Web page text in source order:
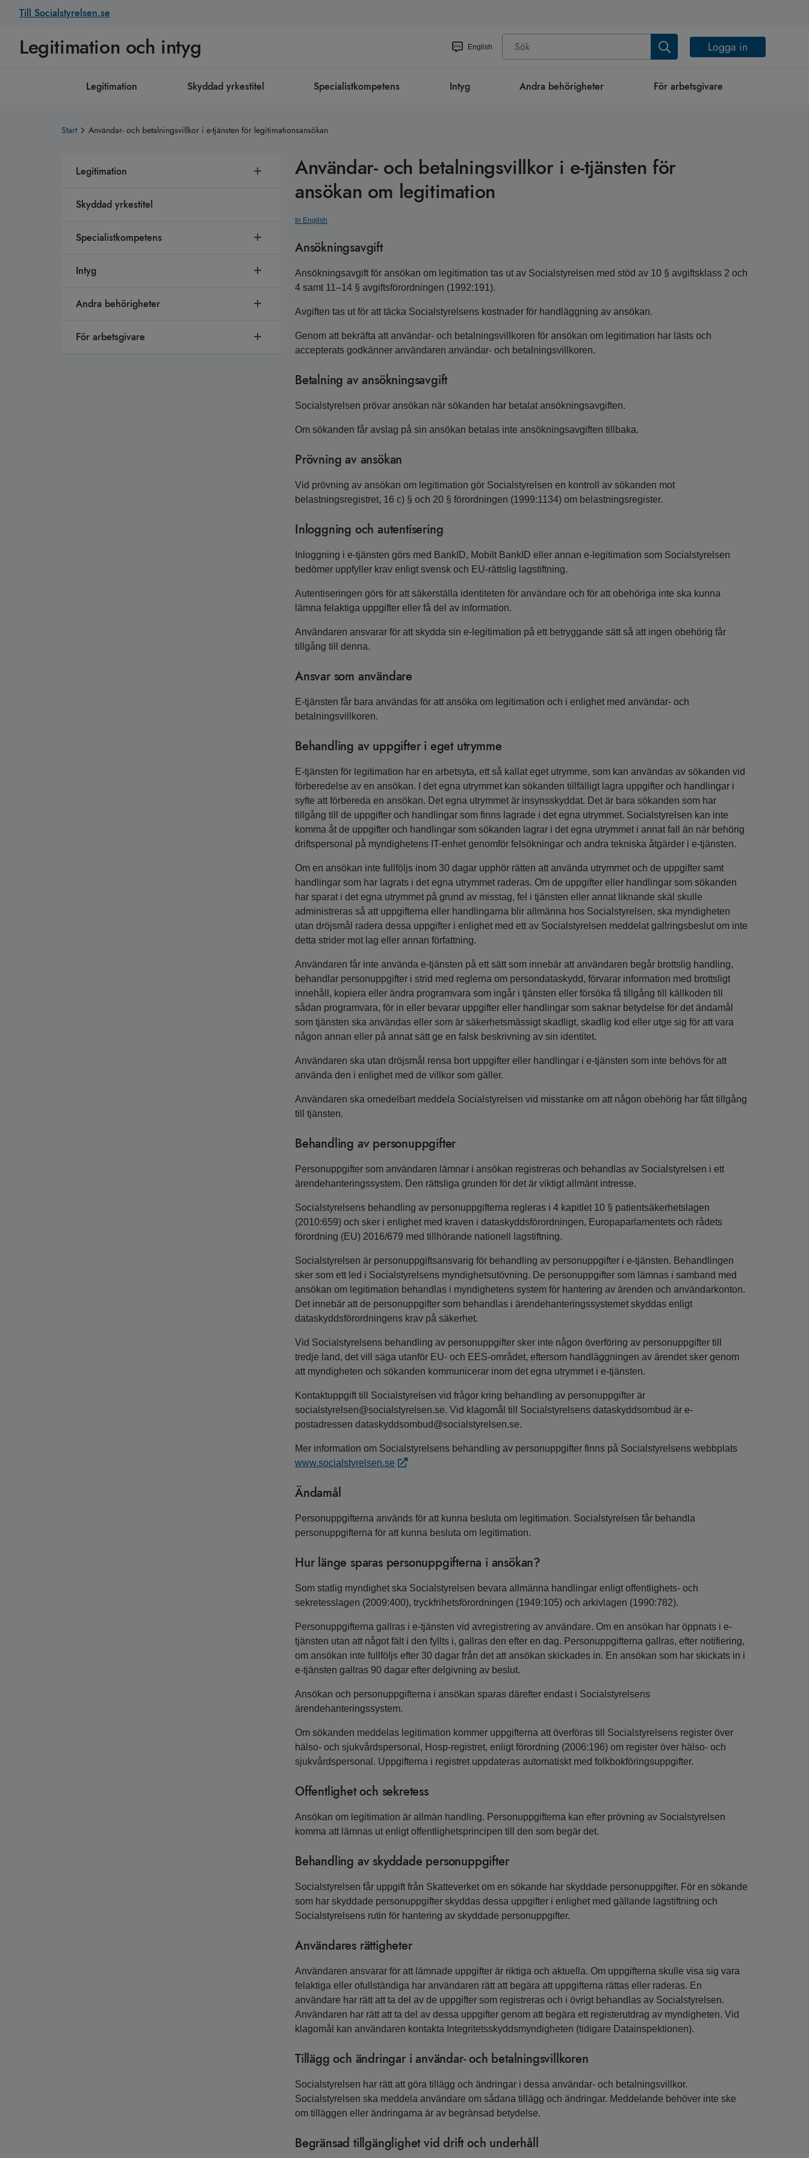
Till Socialstyrelsen.se
Legitimation och intyg English Logga in
Legitimation Skyddad yrkestitel Specialistkompetens Intyg Andra behörigheter För arbetsgivare
Start Användar- och betalningsvillkor i e-tjänsten för legitimationsansökan
Legitimation
Skyddad yrkestitel
Specialistkompetens
Intyg
Andra behörigheter
För arbetsgivare
Användar- och betalningsvillkor i e-tjänsten för
ansökan om legitimation
In English
Ansökningsavgift
Ansökningsavgift för ansökan om legitimation tas ut av Socialstyrelsen med stöd av 10 § avgiftsklass 2 och
4 samt 11–14 § avgiftsförordningen (1992:191).
Avgiften tas ut för att täcka Socialstyrelsens kostnader för handläggning av ansökan.
Genom att bekräfta att användar- och betalningsvillkoren för ansökan om legitimation har lästs och
accepterats godkänner användaren användar- och betalningsvillkoren.
Betalning av ansökningsavgift
Socialstyrelsen prövar ansökan när sökanden har betalat ansökningsavgiften.
Om sökanden får avslag på sin ansökan betalas inte ansökningsavgiften tillbaka.
Prövning av ansökan
Vid prövning av ansökan om legitimation gör Socialstyrelsen en kontroll av sökanden mot
belastningsregistret, 16 c) § och 20 § förordningen (1999:1134) om belastningsregister.
Inloggning och autentisering
Inloggning i e-tjänsten görs med BankID, Mobilt BankID eller annan e-legitimation som Socialstyrelsen
bedömer uppfyller krav enligt svensk och EU-rättslig lagstiftning.
Autentiseringen görs för att säkerställa identiteten för användare och för att obehöriga inte ska kunna
lämna felaktiga uppgifter eller få del av information.
Användaren ansvarar för att skydda sin e-legitimation på ett betryggande sätt så att ingen obehörig får
tillgång till denna.
Ansvar som användare
E-tjänsten får bara användas för att ansöka om legitimation och i enlighet med användar- och
betalningsvillkoren.
Behandling av uppgifter i eget utrymme
E-tjänsten för legitimation har en arbetsyta, ett så kallat eget utrymme, som kan användas av sökanden vid
förberedelse av en ansökan. I det egna utrymmet kan sökanden tillfälligt lagra uppgifter och handlingar i
syfte att förbereda en ansökan. Det egna utrymmet är insynsskyddat. Det är bara sökanden som har
tillgång till de uppgifter och handlingar som finns lagrade i det egna utrymmet. Socialstyrelsen kan inte
komma åt de uppgifter och handlingar som sökanden lagrar i det egna utrymmet i annat fall än när behörig
driftspersonal på myndighetens IT-enhet genomför felsökningar och andra tekniska åtgärder i e-tjänsten.
Om en ansökan inte fullföljs inom 30 dagar upphör rätten att använda utrymmet och de uppgifter samt
handlingar som har lagrats i det egna utrymmet raderas. Om de uppgifter eller handlingar som sökanden
har sparat i det egna utrymmet på grund av misstag, fel i tjänsten eller annat liknande skäl skulle
administreras så att uppgifterna eller handlingarna blir allmänna hos Socialstyrelsen, ska myndigheten
utan dröjsmål radera dessa uppgifter i enlighet med ett av Socialstyrelsen meddelat gallringsbeslut om inte
detta strider mot lag eller annan författning.
Användaren får inte använda e-tjänsten på ett sätt som innebär att användaren begår brottslig handling,
behandlar personuppgifter i strid med reglerna om persondataskydd, förvarar information med brottsligt
innehåll, kopiera eller ändra programvara som ingår i tjänsten eller försöka få tillgång till källkoden till
sådan programvara, för in eller bevarar uppgifter eller handlingar som saknar betydelse för det ändamål
som tjänsten ska användas eller som är säkerhetsmässigt skadligt, skadlig kod eller utge sig för att vara
någon annan eller på annat sätt ge en falsk beskrivning av sin identitet.
Användaren ska utan dröjsmål rensa bort uppgifter eller handlingar i e-tjänsten som inte behövs för att
använda den i enlighet med de villkor som gäller.
Användaren ska omedelbart meddela Socialstyrelsen vid misstanke om att någon obehörig har fått tillgång
till tjänsten.
Behandling av personuppgifter
Personuppgifter som användaren lämnar i ansökan registreras och behandlas av Socialstyrelsen i ett
ärendehanteringssystem. Den rättsliga grunden för det är viktigt allmänt intresse.
Socialstyrelsens behandling av personuppgifterna regleras i 4 kapitlet 10 § patientsäkerhetslagen
(2010:659) och sker i enlighet med kraven i dataskyddsförordningen, Europaparlamentets och rådets
förordning (EU) 2016/679 med tillhörande nationell lagstiftning.
Socialstyrelsen är personuppgiftsansvarig för behandling av personuppgifter i e-tjänsten. Behandlingen
sker som ett led i Socialstyrelsens myndighetsutövning. De personuppgifter som lämnas i samband med
ansökan om legitimation behandlas i myndighetens system för hantering av ärenden och användarkonton.
Det innebär att de personuppgifter som behandlas i ärendehanteringssystemet skyddas enligt
dataskyddsförordningens krav på säkerhet.
Vid Socialstyrelsens behandling av personuppgifter sker inte någon överföring av personuppgifter till
tredje land, det vill säga utanför EU- och EES-området, eftersom handläggningen av ärendet sker genom
att myndigheten och sökanden kommunicerar inom det egna utrymmet i e-tjänsten.
Kontaktuppgift till Socialstyrelsen vid frågor kring behandling av personuppgifter är
socialstyrelsen@socialstyrelsen.se. Vid klagomål till Socialstyrelsens dataskyddsombud är e-
postadressen dataskyddsombud@socialstyrelsen.se.
Mer information om Socialstyrelsens behandling av personuppgifter finns på Socialstyrelsens webbplats
www.socialstyrelsen.se
Ändamål
Personuppgifterna används för att kunna besluta om legitimation. Socialstyrelsen får behandla
personuppgifterna för att kunna besluta om legitimation.
Hur länge sparas personuppgifterna i ansökan?
Som statlig myndighet ska Socialstyrelsen bevara allmänna handlingar enligt offentlighets- och
sekretesslagen (2009:400), tryckfrihetsförordningen (1949:105) och arkivlagen (1990:782).
Personuppgifterna gallras i e-tjänsten vid avregistrering av användare. Om en ansökan har öppnats i e-
tjänsten utan att något fält i den fyllts i, gallras den efter en dag. Personuppgifterna gallras, efter notifiering,
om ansökan inte fullföljs efter 30 dagar från det att ansökan skickades in. En ansökan som har skickats in i
e-tjänsten gallras 90 dagar efter delgivning av beslut.
Ansökan och personuppgifterna i ansökan sparas därefter endast i Socialstyrelsens
ärendehanteringssystem.
Om sökanden meddelas legitimation kommer uppgifterna att överföras till Socialstyrelsens register över
hälso- och sjukvårdspersonal, Hosp-registret, enligt förordning (2006:196) om register över hälso- och
sjukvårdspersonal. Uppgifterna i registret uppdateras automatiskt med folkbokföringsuppgifter.
Offentlighet och sekretess
Ansökan om legitimation är allmän handling. Personuppgifterna kan efter prövning av Socialstyrelsen
komma att lämnas ut enligt offentlighetsprincipen till den som begär det.
Behandling av skyddade personuppgifter
Socialstyrelsen får uppgift från Skatteverket om en sökande har skyddade personuppgifter. För en sökande
som har skyddade personuppgifter skyddas dessa uppgifter i enlighet med gällande lagstiftning och
Socialstyrelsens rutin för hantering av skyddade personuppgifter.
Användares rättigheter
Användaren ansvarar för att lämnade uppgifter är riktiga och aktuella. Om uppgifterna skulle visa sig vara
felaktiga eller ofullständiga har användaren rätt att begära att uppgifterna rättas eller raderas. En
användare har rätt att ta del av de uppgifter som registreras och i övrigt behandlas av Socialstyrelsen.
Användaren har rätt att ta del av dessa uppgifter genom att begära ett registerutdrag av myndigheten. Vid
klagomål kan användaren kontakta Integritetsskyddsmyndigheten (tidigare Datainspektionen).
Tillägg och ändringar i användar- och betalningsvillkoren
Socialstyrelsen har rätt att göra tillägg och ändringar i dessa användar- och betalningsvillkor.
Socialstyrelsen ska meddela användare om sådana tillägg och ändringar. Meddelande behöver inte ske
om tilläggen eller ändringarna är av begränsad betydelse.
Begränsad tillgänglighet vid drift och underhåll